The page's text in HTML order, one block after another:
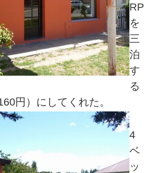
RP
を
三
泊
す
る
円）にしてくれた。
4
ベ
ッ